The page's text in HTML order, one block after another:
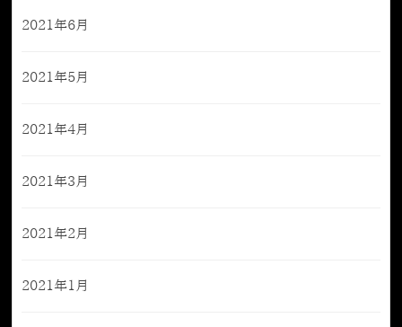
2021年6月
2021年5月
2021年4月
2021年3月
2021年2月
2021年1月